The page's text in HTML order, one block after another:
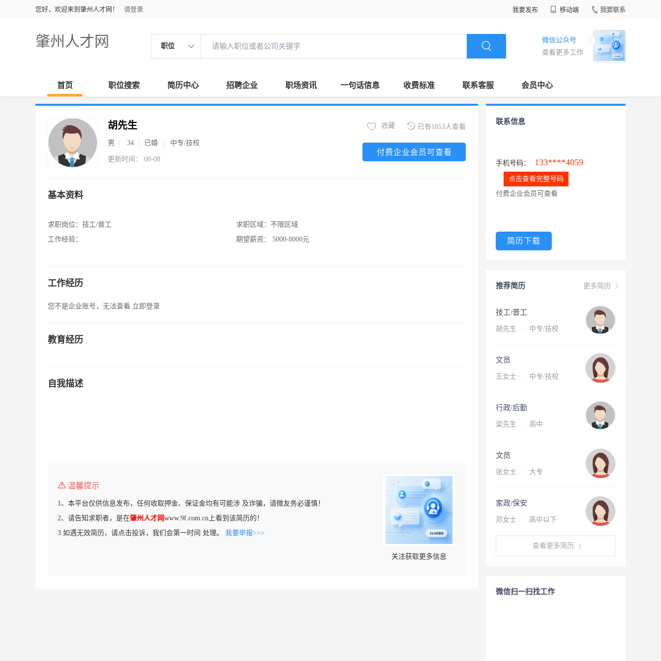
您好，欢迎来到肇州人才网！ 请登录 我要发布 移动端 我要联系
肇州人才网 职位
微信公众号
查看更多工作
首页 职位搜索 简历中心 招聘企业 职场资讯 一句话信息 收费标准 联系客服 会员中心
胡先生
男 34 已婚 中专/技校
更新时间： 08-08
已有1853人查看
收藏
付费企业会员可查看
基本资料
求职岗位： 技工/普工
工作经验：
求职区域： 不限区域
期望薪资：
5000-8000元
工作经历
您不是企业账号，无法查看 立即登录
教育经历
自我描述
温馨提示
1、本平台仅供信息发布，任何收取押金、保证金均有可能涉 及诈骗，请微友务必谨慎！
2、请告知求职者，是在肇州人才网www.9f.com.cn上看到该简历的！
3.如遇无效简历，请点击投诉，我们会第一时间 处理。 我要举报>>>
关注获取更多信息
联系信息
手机号码： 133****4059
点击查看完整号码
付费企业会员可查看
简历下载
更多简历
推荐简历
技工/普工
胡先生 · 中专/技校
文员
王女士 · 中专/技校
行政/后勤
梁先生 · 高中
文员
张女士 · 大专
家政/保安
邓女士 · 高中以下
查看更多简历
微信扫一扫找工作